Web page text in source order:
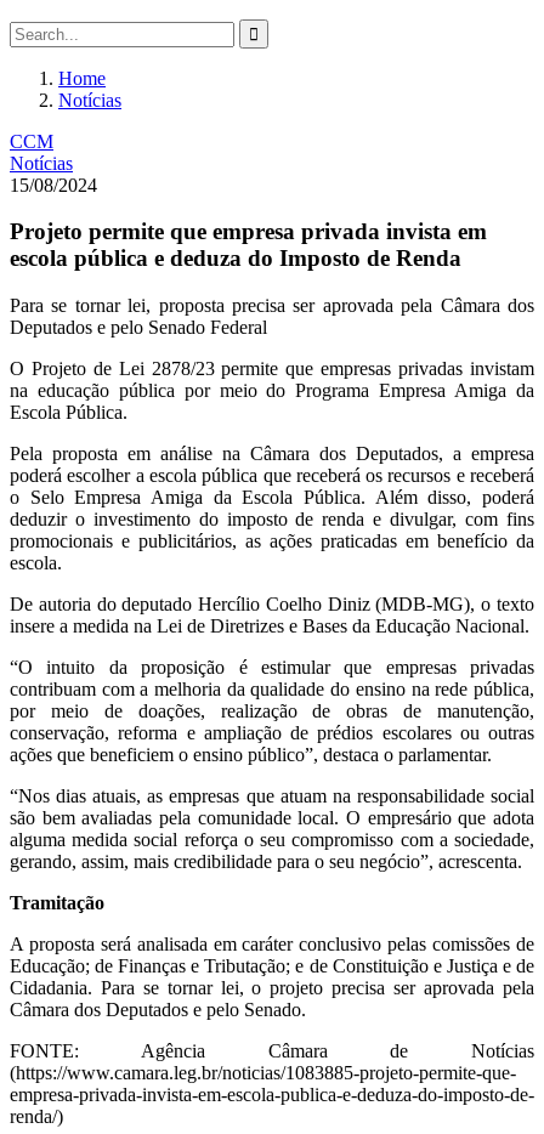
Home
Notícias
CCM
Notícias
15/08/2024
Projeto permite que empresa privada invista em
escola pública e deduza do Imposto de Renda
Para se tornar lei, proposta precisa ser aprovada pela Câmara dos
Deputados e pelo Senado Federal
O Projeto de Lei 2878/23 permite que empresas privadas invistam
na educação pública por meio do Programa Empresa Amiga da
Escola Pública.
Pela proposta em análise na Câmara dos Deputados, a empresa
poderá escolher a escola pública que receberá os recursos e receberá
o Selo Empresa Amiga da Escola Pública. Além disso, poderá
deduzir o investimento do imposto de renda e divulgar, com fins
promocionais e publicitários, as ações praticadas em benefício da
escola.
De autoria do deputado Hercílio Coelho Diniz (MDB-MG), o texto
insere a medida na Lei de Diretrizes e Bases da Educação Nacional.
“O intuito da proposição é estimular que empresas privadas
contribuam com a melhoria da qualidade do ensino na rede pública,
por meio de doações, realização de obras de manutenção,
conservação, reforma e ampliação de prédios escolares ou outras
ações que beneficiem o ensino público”, destaca o parlamentar.
“Nos dias atuais, as empresas que atuam na responsabilidade social
são bem avaliadas pela comunidade local. O empresário que adota
alguma medida social reforça o seu compromisso com a sociedade,
gerando, assim, mais credibilidade para o seu negócio”, acrescenta.
Tramitação
A proposta será analisada em caráter conclusivo pelas comissões de
Educação; de Finanças e Tributação; e de Constituição e Justiça e de
Cidadania. Para se tornar lei, o projeto precisa ser aprovada pela
Câmara dos Deputados e pelo Senado.
FONTE: Agência Câmara de Notícias
(https://www.camara.leg.br/noticias/1083885-projeto-permite-que-
empresa-privada-invista-em-escola-publica-e-deduza-do-imposto-de-
renda/)